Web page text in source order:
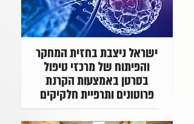
ישראל ניצבת בחזית המחקר
והפיתוח של מרכזי טיפול
בסרטן באמצעות הקרנת
פרוטונים ותרפיית חלקיקים